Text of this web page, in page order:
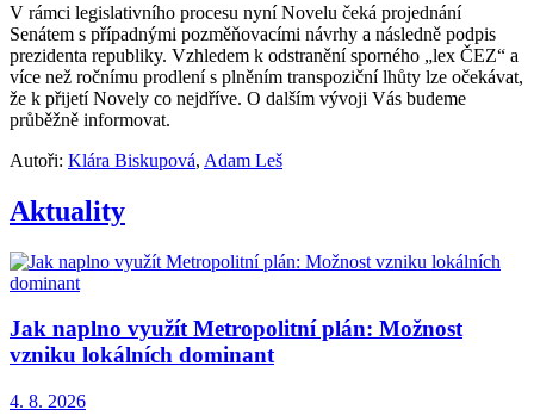
V rámci legislativního procesu nyní Novelu čeká projednání
Senátem s případnými pozměňovacími návrhy a následně podpis
prezidenta republiky. Vzhledem k odstranění sporného „lex ČEZ“ a
více než ročnímu prodlení s plněním transpoziční lhůty lze očekávat,
že k přijetí Novely co nejdříve. O dalším vývoji Vás budeme
průběžně informovat.
Autoři: Klára Biskupová, Adam Leš
Aktuality
Jak naplno využít Metropolitní plán: Možnost
vzniku lokálních dominant
4. 8. 2026